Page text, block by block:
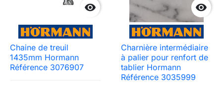

Chaine de treuil
1435mm Hormann
Référence 3076907

Charnière intermédiaire
à palier pour renfort de
tablier Hormann
Référence 3035999